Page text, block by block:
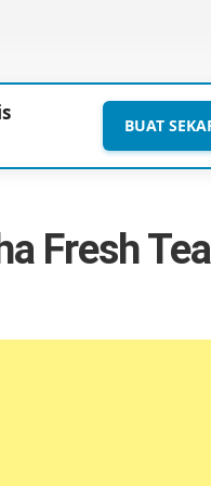
BUAT
Fresh Tea